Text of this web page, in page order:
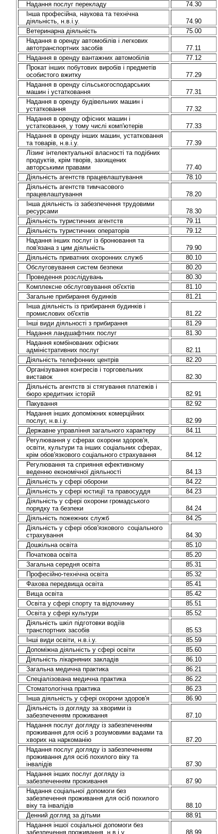
Надання послуг перекладу
74.30
Інша професійна, наукова та технічна
діяльність, н.в.і.у.
74.90
Ветеринарна діяльність
75.00
Надання в оренду автомобілів і легкових
автотранспортних засобів
77.11
Надання в оренду вантажних автомобілів
77.12
Прокат інших побутових виробів і предметів
особистого вжитку
77.29
Надання в оренду сільськогосподарських
машин і устатковання
77.31
Надання в оренду будівельних машин і
устатковання
77.32
Надання в оренду офісних машин і
устатковання, у тому числі комп'ютерів
77.33
Надання в оренду інших машин, устатковання
та товарів, н.в.і.у.
77.39
Лізинг інтелектуальної власності та подібних
продуктів, крім творів, захищених
авторськими правами
77.40
Діяльність агентств працевлаштування
78.10
Діяльність агентств тимчасового
працевлаштування
78.20
Інша діяльність із забезпечення трудовими
ресурсами
78.30
Діяльність туристичних агентств
79.11
Діяльність туристичних операторів
79.12
Надання інших послуг із бронювання та
пов'язана з цим діяльність
79.90
Діяльність приватних охоронних служб
80.10
Обслуговування систем безпеки
80.20
Проведення розслідувань
80.30
Комплексне обслуговування об'єктів
81.10
Загальне прибирання будинків
81.21
Інша діяльність із прибирання будинків і
промислових об'єктів
81.22
Інші види діяльності з прибирання
81.29
Надання ландшафтних послуг
81.30
Надання комбінованих офісних
адміністративних послуг
82.11
Діяльність телефонних центрів
82.20
Організування конгресів і торговельних
виставок
82.30
Діяльність агентств зі стягування платежів і
бюро кредитних історій
82.91
Пакування
82.92
Надання інших допоміжних комерційних
послуг, н.в.і.у.
82.99
Державне управління загального характеру
84.11
Регулювання у сферах охорони здоров'я,
освіти, культури та інших соціальних сферах,
крім обов'язкового соціального страхування
84.12
Регулювання та сприяння ефективному
веденню економічної діяльності
84.13
Діяльність у сфері оборони
84.22
Діяльність у сфері юстиції та правосуддя
84.23
Діяльність у сфері охорони громадського
порядку та безпеки
84.24
Діяльність пожежних служб
84.25
Діяльність у сфері обов'язкового соціального
страхування
84.30
Дошкільна освіта
85.10
Початкова освіта
85.20
Загальна середня освіта
85.31
Професійно-технічна освіта
85.32
Фахова передвища освіта
85.41
Вища освіта
85.42
Освіта у сфері спорту та відпочинку
85.51
Освіта у сфері культури
85.52
Діяльність шкіл підготовки водіїв
транспортних засобів
85.53
Інші види освіти, н.в.і.у.
85.59
Допоміжна діяльність у сфері освіти
85.60
Діяльність лікарняних закладів
86.10
Загальна медична практика
86.21
Спеціалізована медична практика
86.22
Стоматологічна практика
86.23
Інша діяльність у сфері охорони здоров'я
86.90
Діяльність із догляду за хворими із
забезпеченням проживання
87.10
Надання послуг догляду із забезпеченням
проживання для осіб з розумовими вадами та
хворих на наркоманію
87.20
Надання послуг догляду із забезпеченням
проживання для осіб похилого віку та
інвалідів
87.30
Надання інших послуг догляду із
забезпеченням проживання
87.90
Надання соціальної допомоги без
забезпечення проживання для осіб похилого
віку та інвалідів
88.10
Денний догляд за дітьми
88.91
Надання іншої соціальної допомоги без
забезпечення проживання, н.в.і.у.
88.99